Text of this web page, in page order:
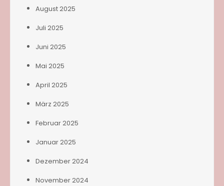
August 2025
Juli 2025
Juni 2025
Mai 2025
April 2025
März 2025
Februar 2025
Januar 2025
Dezember 2024
November 2024